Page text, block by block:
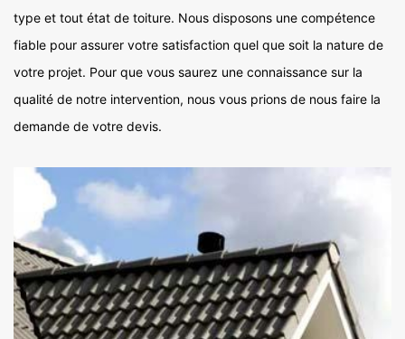
type et tout état de toiture. Nous disposons une compétence
fiable pour assurer votre satisfaction quel que soit la nature de
votre projet. Pour que vous saurez une connaissance sur la
qualité de notre intervention, nous vous prions de nous faire la
demande de votre devis.